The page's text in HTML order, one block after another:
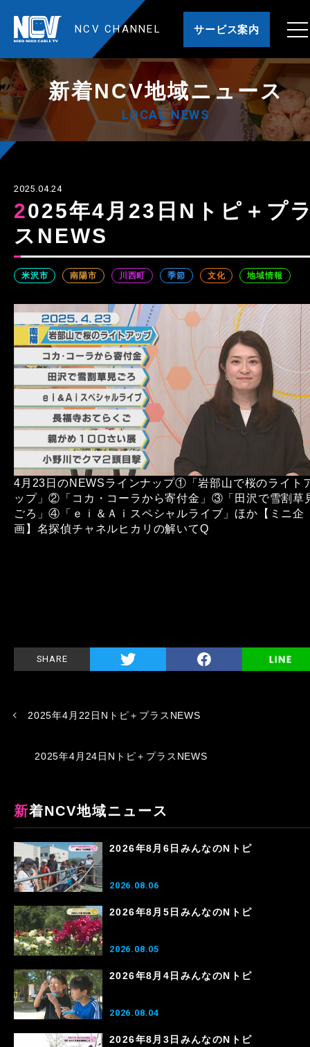
NCV CHANNEL サービス案内
新着NCV地域ニュース
LOCAL NEWS
2025.04.24
2025年4月23日Nトピ＋プラ
スNEWS
米沢市 南陽市 川西町 季節 文化 地域情報
4月23日のNEWSラインナップ①「岩部山で桜のライト
ップ」②「コカ・コーラから寄付金」③「田沢で雪割草
ごろ」④「ｅｉ＆Ａｉスペシャルライブ」ほか【ミニ企
画】名探偵チャネルヒカリの解いてQ
SHARE
2025年4月22日Nトピ＋プラスNEWS
2025年4月24日Nトピ＋プラスNEWS
新着NCV地域ニュース
2026年8月6日みんなのNトピ
2026.08.06
2026年8月5日みんなのNトピ
2026.08.05
2026年8月4日みんなのNトピ
2026.08.04
2026年8月3日みんなのNトピ